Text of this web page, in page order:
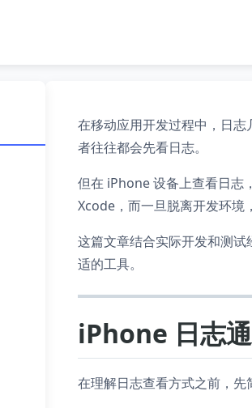
在移动应用开发过程中，日
者往往都会先看日志。
但在 iPhone 设备上查看日志
Xcode，而一旦脱离开发环境
这篇文章结合实际开发和测试
适的工具。
iPhone 日志
在理解日志查看方式之前，先